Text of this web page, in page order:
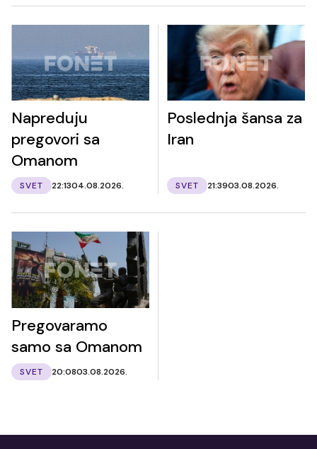
Napreduju
pregovori sa
Omanom
SVET 22:1304.08.2026.
Poslednja šansa za
Iran
SVET 21:3903.08.2026.
Pregovaramo
samo sa Omanom
SVET 20:0803.08.2026.